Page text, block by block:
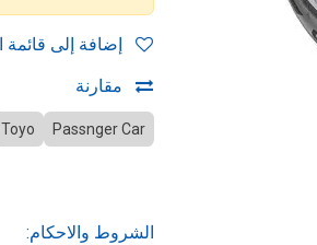
مقارنة
Passnger Car
Toyo
الشروط والاحكام: